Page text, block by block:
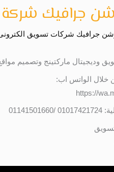
جرافيك شركة
جرافيك شركات تسويق
وديجيتال ماركتينج وتصميم
خلال الواتس اب:
https://